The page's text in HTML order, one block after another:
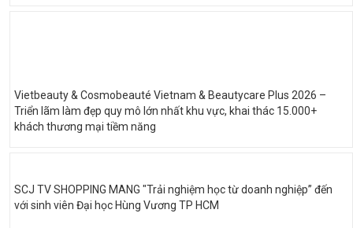
Vietbeauty & Cosmobeauté Vietnam & Beautycare Plus 2026 –
Triển lãm làm đẹp quy mô lớn nhất khu vực, khai thác 15.000+
khách thương mại tiềm năng
SCJ TV SHOPPING MANG "Trải nghiệm học từ doanh nghiệp” đến
với sinh viên Đại học Hùng Vương TP HCM